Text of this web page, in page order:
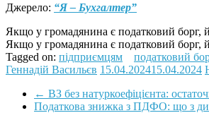
Джерело: “Я – Бухгалтер”
Якщо у громадянина є податковий борг,
Якщо у громадянина є податковий борг,
Tagged on: підприємцям
податковий
Геннадій Васильєв 15.04.202415.04.2024
← ВЗ без натуркоефіцієнта:
Податкова знижка з ПДФО: що з